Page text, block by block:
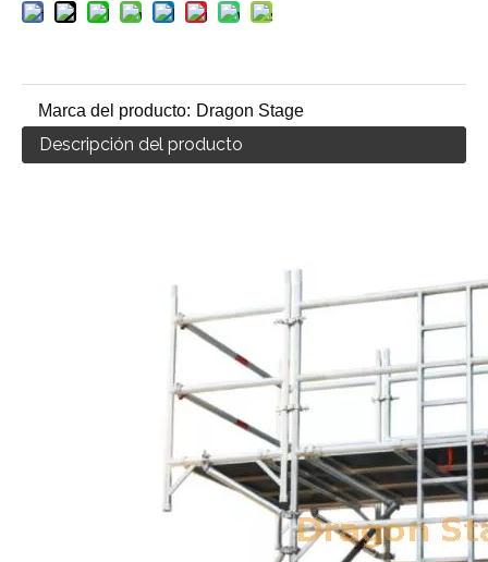
Marca del producto: Dragon Stage
Descripción del producto